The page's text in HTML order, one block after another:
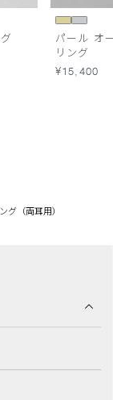
パール オ
リング
¥15,400
グ（両耳用）